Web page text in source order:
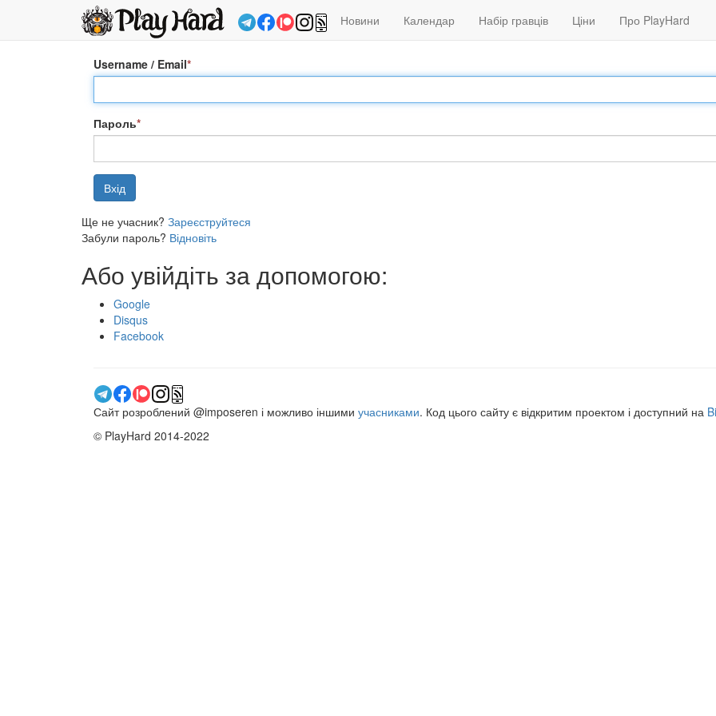
Новини Календар Набір гравців Ціни Про PlayHard
Username / Email*
Пароль*
Ще не учасник? Зареєструйтеся
Забули пароль? Відновіть
Або увійдіть за допомогою:
Google
Disqus
Facebook
Сайт розроблений @imposeren і можливо іншими учасниками. Код цього сайту є відкритим проектом і доступний на
© PlayHard 2014-2022